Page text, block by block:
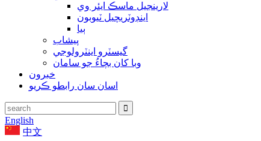
لارينجيل ماسڪ ايئر وي
اينڊوٽريچيل ٽيوبون
ٻيا
پيشاب
گيسٽرو اينٽرولوجي
وبا کان بچاءُ جو سامان
خبرون
اسان سان رابطو ڪريو
English
中文